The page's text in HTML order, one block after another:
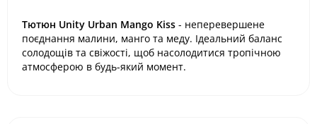
Тютюн Unity Urban Mango Kiss - неперевершене
поєднання малини, манго та меду. Ідеальний баланс
солодощів та свіжості, щоб насолодитися тропічною
атмосферою в будь-який момент.